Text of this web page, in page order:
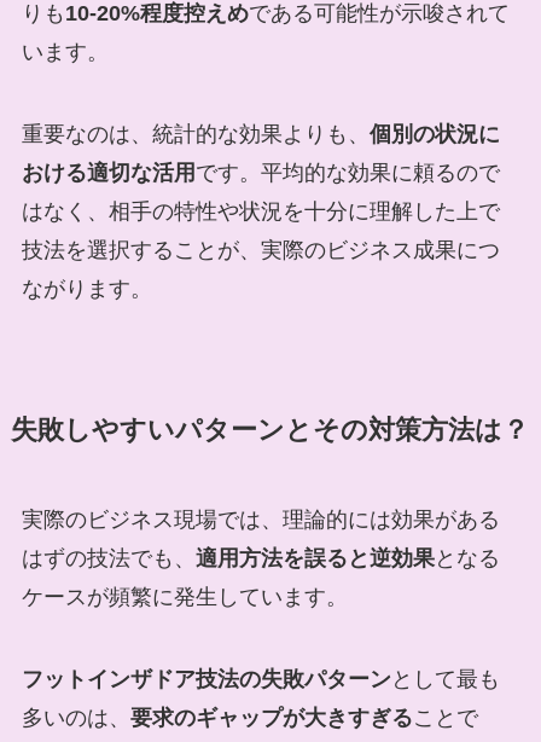
りも 10-20%程度控えめである可能性が示唆されて
います。
重要なのは、統計的な効果よりも、 個別の状況に
おける適切な活用 です。平均的な効果に頼るので
はなく、相手の特性や状況を十分に理解した上で
技法を選択することが、実際のビジネス成果につ
ながります。
失敗しやすいパターンとその対策方法は？
実際のビジネス現場では、理論的には効果がある
はずの技法でも、 適用方法を誤ると逆効果となる
ケースが頻繁に発生しています。
フットインザドア技法の失敗パターン として最も
多いのは、 要求のギャップが大きすぎることで